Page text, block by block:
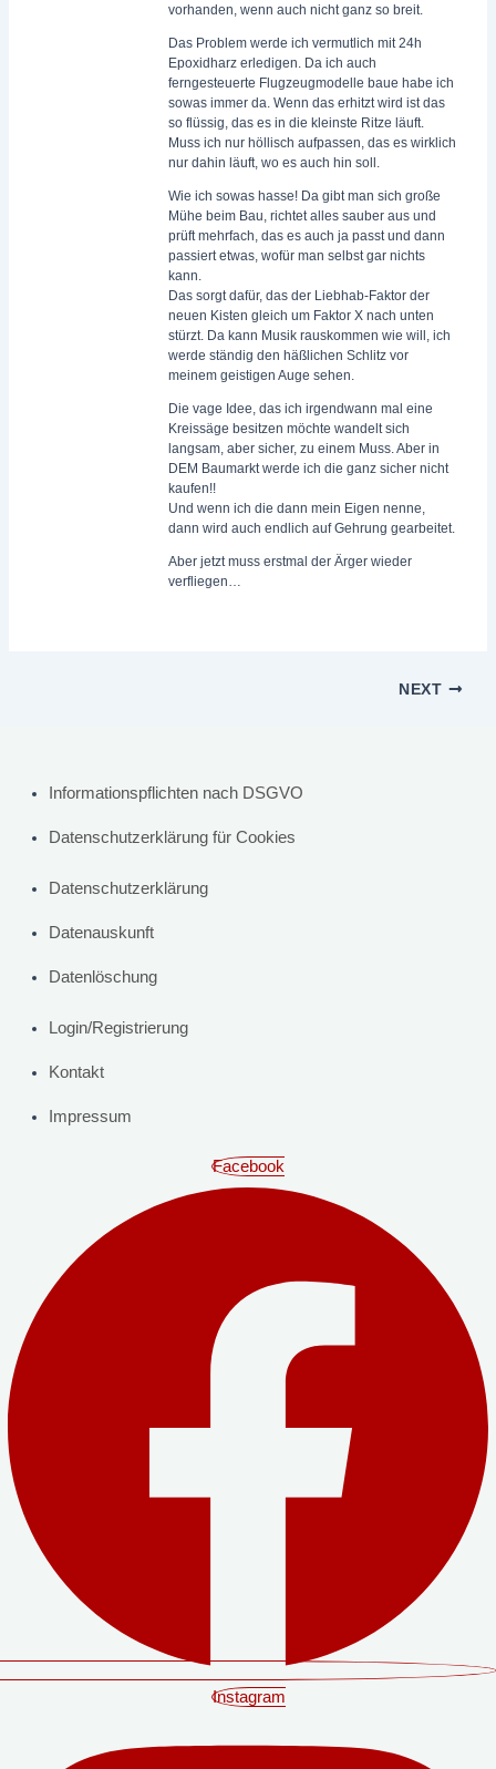
vorhanden, wenn auch nicht ganz so breit.
Das Problem werde ich vermutlich mit 24h
Epoxidharz erledigen. Da ich auch
ferngesteuerte Flugzeugmodelle baue habe ich
sowas immer da. Wenn das erhitzt wird ist das
so flüssig, das es in die kleinste Ritze läuft.
Muss ich nur höllisch aufpassen, das es wirklich
nur dahin läuft, wo es auch hin soll.
Wie ich sowas hasse! Da gibt man sich große
Mühe beim Bau, richtet alles sauber aus und
prüft mehrfach, das es auch ja passt und dann
passiert etwas, wofür man selbst gar nichts
kann.
Das sorgt dafür, das der Liebhab-Faktor der
neuen Kisten gleich um Faktor X nach unten
stürzt. Da kann Musik rauskommen wie will, ich
werde ständig den häßlichen Schlitz vor
meinem geistigen Auge sehen.
Die vage Idee, das ich irgendwann mal eine
Kreissäge besitzen möchte wandelt sich
langsam, aber sicher, zu einem Muss. Aber in
DEM Baumarkt werde ich die ganz sicher nicht
kaufen!!
Und wenn ich die dann mein Eigen nenne,
dann wird auch endlich auf Gehrung gearbeitet.
Aber jetzt muss erstmal der Ärger wieder
verfliegen…
NEXT
Informationspflichten nach DSGVO
Datenschutzerklärung für Cookies
Datenschutzerklärung
Datenauskunft
Datenlöschung
Login/Registrierung
Kontakt
Impressum
Facebook
Instagram